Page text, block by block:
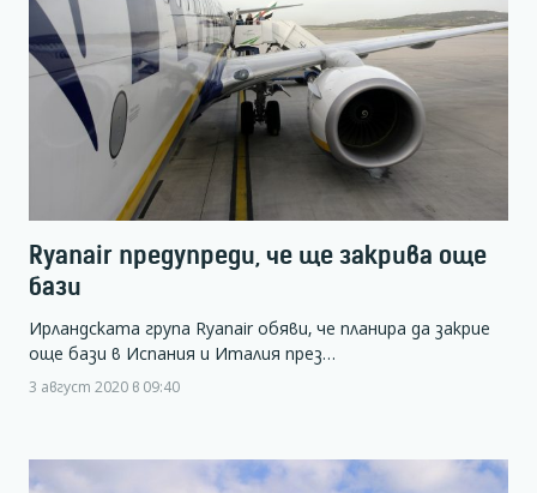
Ryanair предупреди, че ще закрива още
бази
Ирландската група Ryanair обяви, че планира да закрие
още бази в Испания и Италия през…
3 август 2020 в 09:40